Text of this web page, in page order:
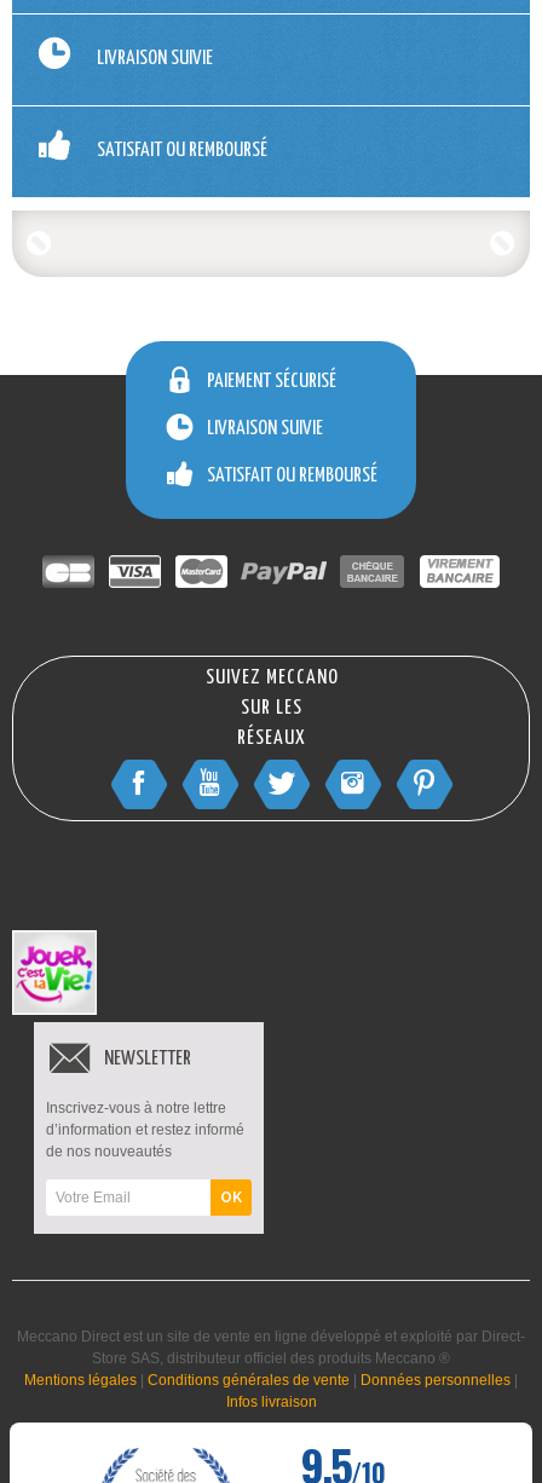
LIVRAISON SUIVIE
SATISFAIT OU REMBOURSÉ
PAIEMENT SÉCURISÉ
LIVRAISON SUIVIE
SATISFAIT OU REMBOURSÉ
SUIVEZ MECCANO
SUR LES
RÉSEAUX
NEWSLETTER
Inscrivez-vous à notre lettre
d’information et restez informé
de nos nouveautés
OK
Meccano Direct est un site de vente en ligne développé et exploité par Direct-
Store SAS, distributeur officiel des produits Meccano ®
Mentions légales
Conditions générales de vente Données personnelles
Infos livraison